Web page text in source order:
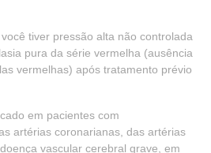
tiver pressão alta não controlada
pura da série vermelha (ausência
vermelhas) após tratamento prévio
em pacientes com
artérias coronarianas, das artérias
vascular cerebral grave, em